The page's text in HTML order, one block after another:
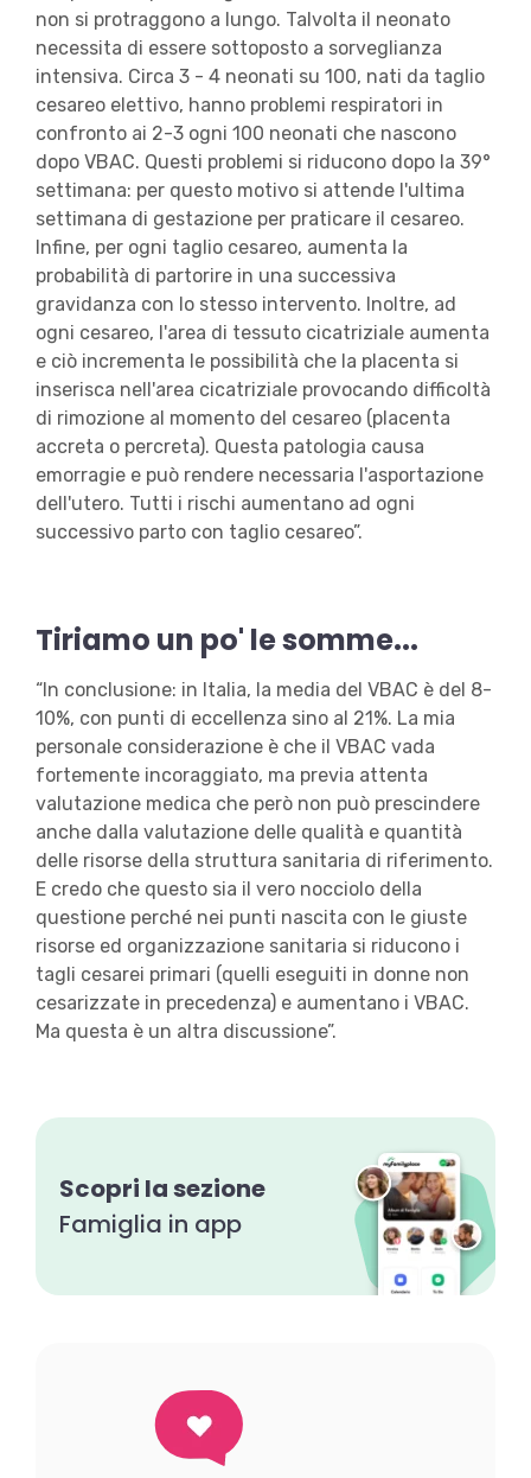
non si protraggono a lungo. Talvolta il neonato
necessita di essere sottoposto a sorveglianza
intensiva. Circa 3 - 4 neonati su 100, nati da taglio
cesareo elettivo, hanno problemi respiratori in
confronto ai 2-3 ogni 100 neonati che nascono
dopo VBAC. Questi problemi si riducono dopo la 39°
settimana: per questo motivo si attende l'ultima
settimana di gestazione per praticare il cesareo.
Infine, per ogni taglio cesareo, aumenta la
probabilità di partorire in una successiva
gravidanza con lo stesso intervento. Inoltre, ad
ogni cesareo, l'area di tessuto cicatriziale aumenta
e ciò incrementa le possibilità che la placenta si
inserisca nell'area cicatriziale provocando difficoltà
di rimozione al momento del cesareo (placenta
accreta o percreta). Questa patologia causa
emorragie e può rendere necessaria l'asportazione
dell'utero. Tutti i rischi aumentano ad ogni
successivo parto con taglio cesareo”.
Tiriamo un po' le somme...
“In conclusione: in Italia, la media del VBAC è del 8-
10%, con punti di eccellenza sino al 21%. La mia
personale considerazione è che il VBAC vada
fortemente incoraggiato, ma previa attenta
valutazione medica che però non può prescindere
anche dalla valutazione delle qualità e quantità
delle risorse della struttura sanitaria di riferimento.
E credo che questo sia il vero nocciolo della
questione perché nei punti nascita con le giuste
risorse ed organizzazione sanitaria si riducono i
tagli cesarei primari (quelli eseguiti in donne non
cesarizzate in precedenza) e aumentano i VBAC.
Ma questa è un altra discussione”.
Scopri la sezione
Famiglia in app